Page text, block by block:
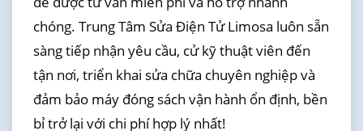
chóng. Trung Tâm Sửa Điện Tử Limosa luôn sẵn
sàng tiếp nhận yêu cầu, cử kỹ thuật viên đến
tận nơi, triển khai sửa chữa chuyên nghiệp và
đảm bảo máy đóng sách vận hành ổn định, bền
bỉ trở lại với chi phí hợp lý nhất!